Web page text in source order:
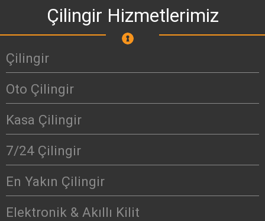
Çilingir Hizmetlerimiz
Çilingir
Oto Çilingir
Kasa Çilingir
7/24 Çilingir
En Yakın Çilingir
Elektronik & Akıllı Kilit